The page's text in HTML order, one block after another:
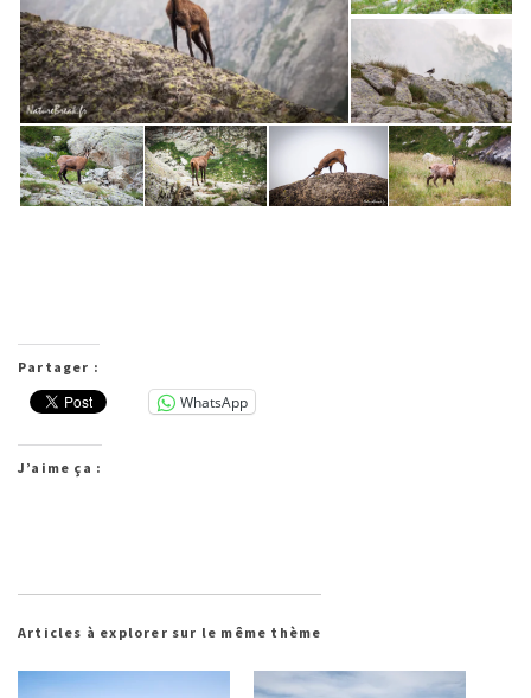
Partager :
WhatsApp
J’aime ça :
Articles à explorer sur le même thème